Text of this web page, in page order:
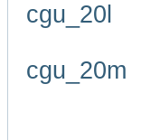
cgu_20l
cgu_20m